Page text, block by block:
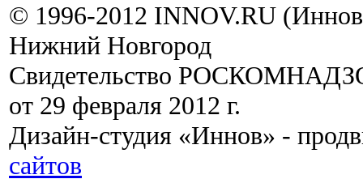
© 1996-2012 INNOV.RU
Нижний Новгород
Свидетельство
от 29 февраля 2012 г.
Дизайн-студия «Иннов» -
сайтов